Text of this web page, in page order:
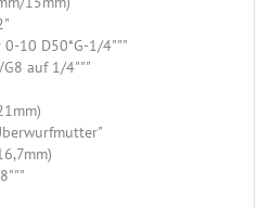
0-10 D50*G-1/4"""
auf 1/4"""